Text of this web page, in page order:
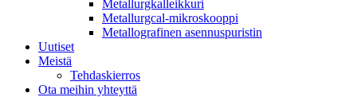
Metallurgkalleikkuri
Metallurgcal-mikroskooppi
Metallografinen asennuspuristin
Uutiset
Meistä
Tehdaskierros
Ota meihin yhteyttä